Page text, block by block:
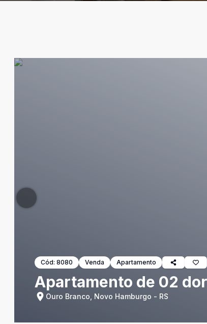
Cód: 8080 Venda Apartamento
Apartamento de 02
Ouro Branco, Novo Hamburgo - RS